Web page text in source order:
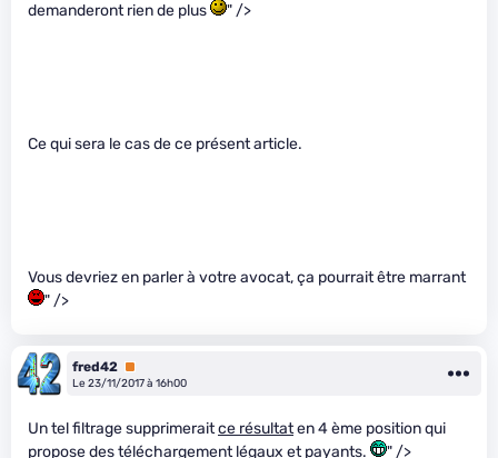
demanderont rien de plus
" />
Ce qui sera le cas de ce présent article.
Vous devriez en parler à votre avocat, ça pourrait être marrant
" />
fred42 Premium
Le 23/11/2017 à 16h00
Un tel filtrage supprimeraitce résultaten 4 ème position qui
propose des téléchargement légaux et payants.
" />